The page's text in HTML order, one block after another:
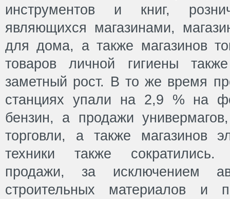
инструментов и книг,
являющихся магазинами,
для дома, а также магазинов
товаров личной гигиены
заметный рост. В то же время
станциях упали на 2,9 % на
бензин, а продажи
торговли, а также магазинов
техники также
продажи, за исключением
строительных материалов и